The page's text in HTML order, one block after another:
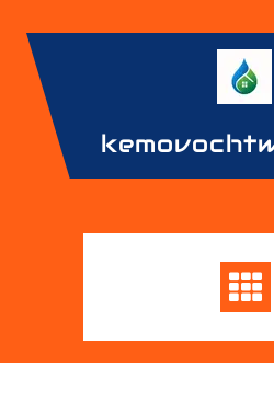
content